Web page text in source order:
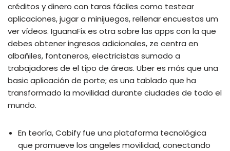
créditos y dinero con taras fáciles como testear
aplicaciones, jugar a minijuegos, rellenar encuestas um
ver vídeos. IguanaFix es otra sobre las apps con la que
debes obtener ingresos adicionales, ze centra en
albañiles, fontaneros, electricistas sumado a
trabajadores de el tipo de áreas. Uber es más que una
basic aplicación de porte; es una tablado que ha
transformado la movilidad durante ciudades de todo el
mundo.
En teoría, Cabify fue una plataforma tecnológica
que promueve los angeles movilidad, conectando